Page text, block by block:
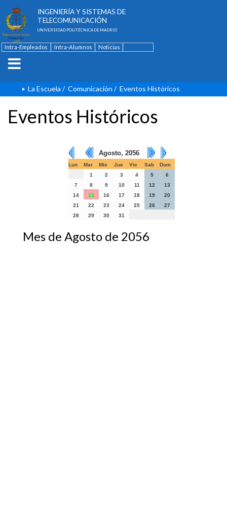
INGENIERÍA Y SISTEMAS DE
TELECOMUNICACIÓN
UNIVERSIDAD POLITÉCNICA DE MADRID
Intra-Empleados Intra-Alumnos
Noticias
La Escuela / Comunicación / Eventos Históricos
Eventos Históricos
Agosto, 2056
Lun Mar Mie Jue Vie Sab
Dom
1
2 3 4 5
6
7
8 9 10 11 12
13
14
15 16 17 18 19
20
21
22 23 24 25 26
27
28
29 30 31
Mes de Agosto de 2056